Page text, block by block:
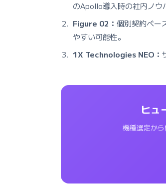
のApollo導入時の社内ノウ
Figure 02： 個別契約ベー
やすい可能性。
1X Technologies NEO：
ヒュ
機種選定か